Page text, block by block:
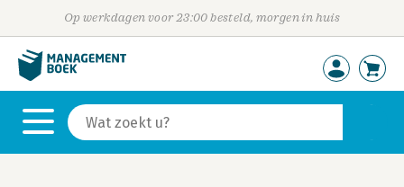
Op werkdagen voor 23:00 besteld, morgen in huis